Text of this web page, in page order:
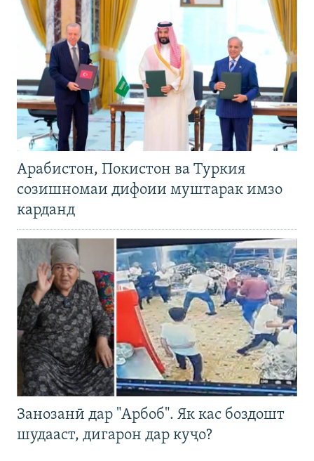
Арабистон, Покистон ва Туркия
созишномаи дифоии муштарак имзо
карданд
Занозанӣ дар "Арбоб". Як кас боздошт
шудааст, дигарон дар куҷо?